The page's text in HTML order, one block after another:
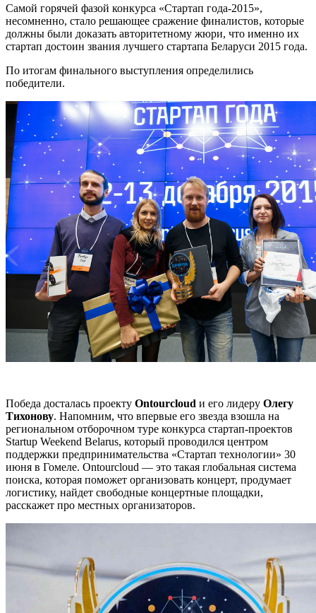
Самой горячей фазой конкурса «Стартап года-2015»,
несомненно, стало решающее сражение финалистов, которые
должны были доказать авторитетному жюри, что именно их
стартап достоин звания лучшего стартапа Беларуси 2015 года.
По итогам финального выступления определились
победители.
Победа досталась проекту Ontourcloud и его лидеру Олегу
Тихонову. Напомним, что впервые его звезда взошла на
региональном отборочном туре конкурса стартап-проектов
Startup Weekend Belarus, который проводился центром
поддержки предпринимательства «Стартап технологии» 30
июня в Гомеле. Ontourcloud — это такая глобальная система
поиска, которая поможет организовать концерт, продумает
логистику, найдет свободные концертные площадки,
расскажет про местных организаторов.